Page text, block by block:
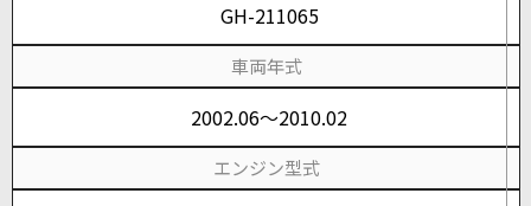
GH-211065
車両年式
2002.06～2010.02
エンジン型式